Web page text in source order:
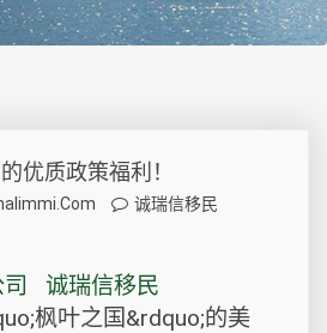
优质政策福利！
诚瑞信移民
司 诚瑞信移民
枫叶之国&rdquo;的美